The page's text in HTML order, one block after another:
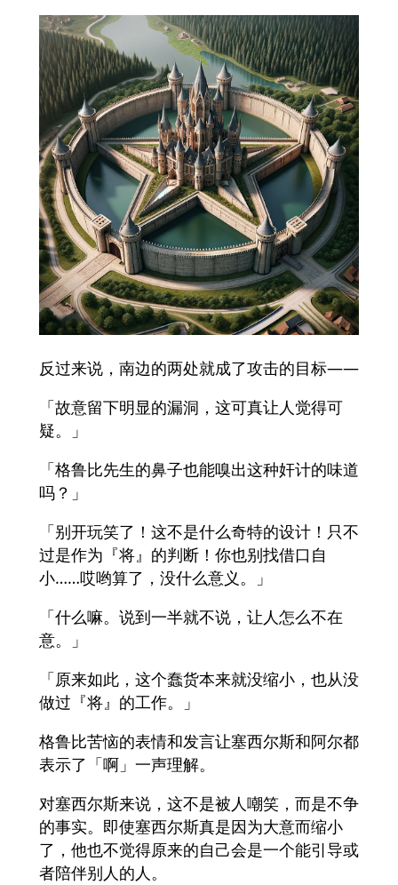
反过来说，南边的两处就成了攻击的目标——
「故意留下明显的漏洞，这可真让人觉得可
疑。」
「格鲁比先生的鼻子也能嗅出这种奸计的味道
吗？」
「别开玩笑了！这不是什么奇特的设计！只不
过是作为『将』的判断！你也别找借口自
小……哎哟算了，没什么意义。」
「什么嘛。说到一半就不说，让人怎么不在
意。」
「原来如此，这个蠢货本来就没缩小，也从没
做过『将』的工作。」
格鲁比苦恼的表情和发言让塞西尔斯和阿尔都
表示了「啊」一声理解。
对塞西尔斯来说，这不是被人嘲笑，而是不争
的事实。即使塞西尔斯真是因为大意而缩小
了，他也不觉得原来的自己会是一个能引导或
者陪伴别人的人。